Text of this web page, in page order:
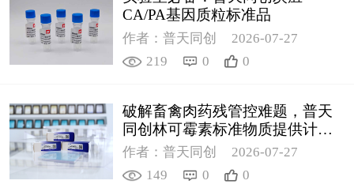
CA/PA基因质粒标准品
作者：普天同创
2026-07-27
219
0 0
破解畜禽肉药残管控难题，普天
同创林可霉素标准物质提供计量
支撑
作者：普天同创
2026-07-27
149
0 0